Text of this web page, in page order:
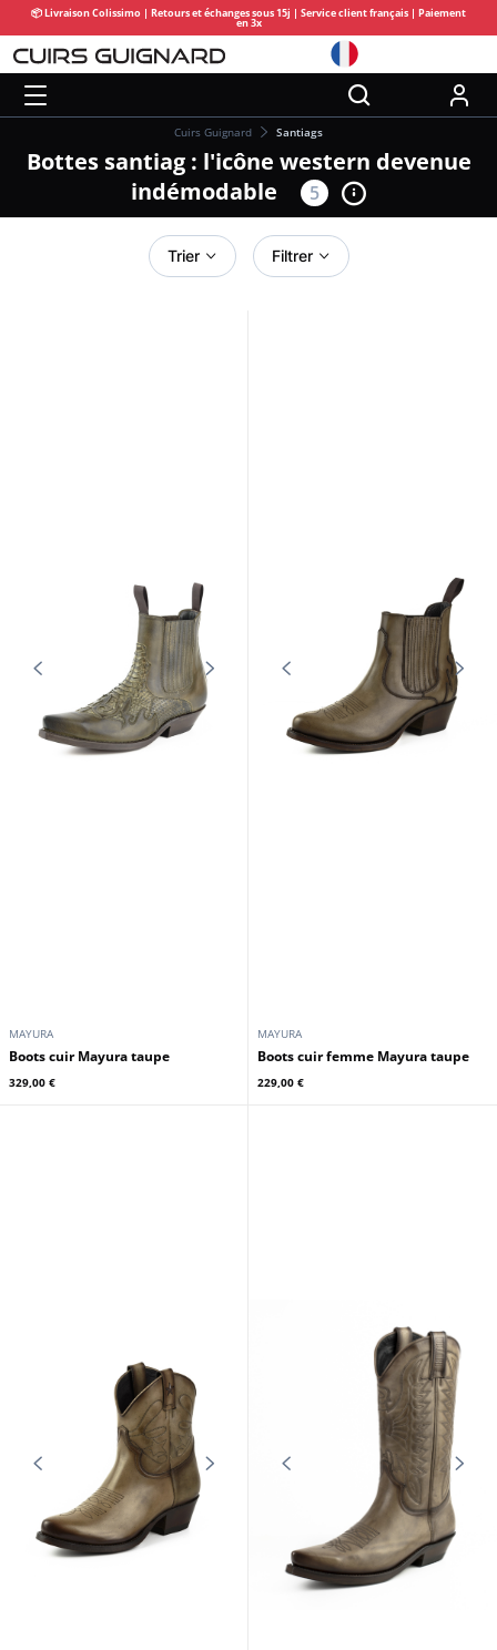
📦 Livraison Colissimo | Retours et échanges sous 15j | Service client français | Paiement
en 3x
Cuirs Guignard Santiags
Bottes santiag : l'icône western devenue
indémodable
5
Trier Filtrer
MAYURA
Boots cuir Mayura taupe
329,00 €
MAYURA
Boots cuir femme Mayura taupe
229,00 €